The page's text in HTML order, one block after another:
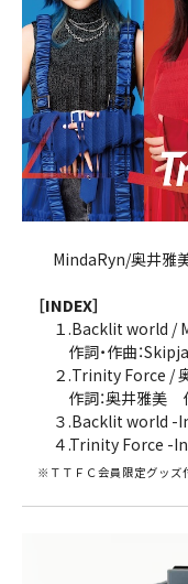
MindaRyn/奥井雅
［INDEX］
１.Backlit world /
作詞・作曲：
２.Trinity Force /
作詞：奥井雅美 作
３.Backlit world -
４.Trinity Force -
※ＴＴＦＣ会員限定グッズ